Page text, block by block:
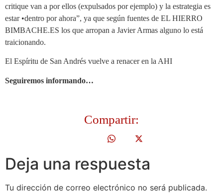
critique van a por ellos (expulsados por ejemplo) y la estrategia es
estar •dentro por ahora”, ya que según fuentes de EL HIERRO
BIMBACHE.ES los que arropan a Javier Armas alguno lo está
traicionando.
El Espíritu de San Andrés vuelve a renacer en la AHI
Seguiremos informando…
Compartir:
Deja una respuesta
Tu dirección de correo electrónico no será publicada.